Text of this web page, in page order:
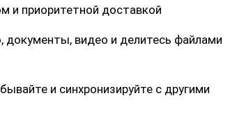
и приоритетной доставкой
документы, видео и делитесь файлами
и синхронизируйте с другими